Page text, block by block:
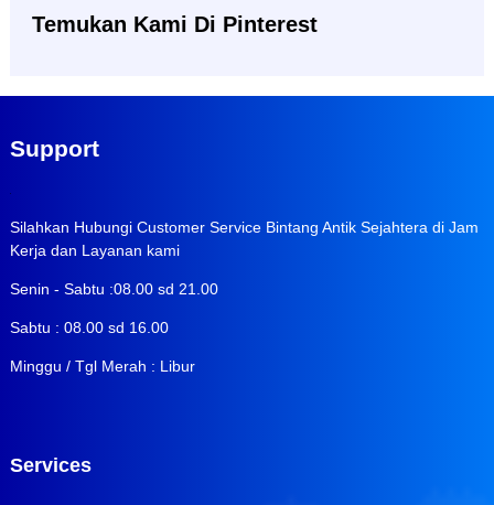
Temukan Kami Di Pinterest
Support
Silahkan Hubungi Customer Service Bintang Antik Sejahtera di Jam
Kerja dan Layanan kami
Senin - Sabtu :08.00 sd 21.00
Sabtu : 08.00 sd 16.00
Minggu / Tgl Merah : Libur
Services